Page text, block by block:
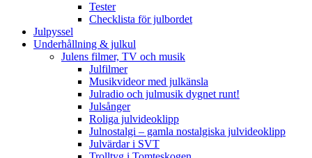
Tester
Checklista för julbordet
Julpyssel
Underhållning & julkul
Julens filmer, TV och musik
Julfilmer
Musikvideor med julkänsla
Julradio och julmusik dygnet runt!
Julsånger
Roliga julvideoklipp
Julnostalgi – gamla nostalgiska julvideoklipp
Julvärdar i SVT